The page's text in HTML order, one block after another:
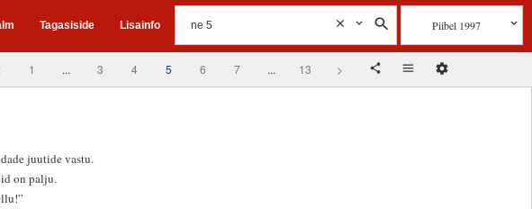
Tagasiside Lisainfo Piibel 1997
1 ... 3 4 5 6 7 ... 13 >
juutide vastu.
on palju.